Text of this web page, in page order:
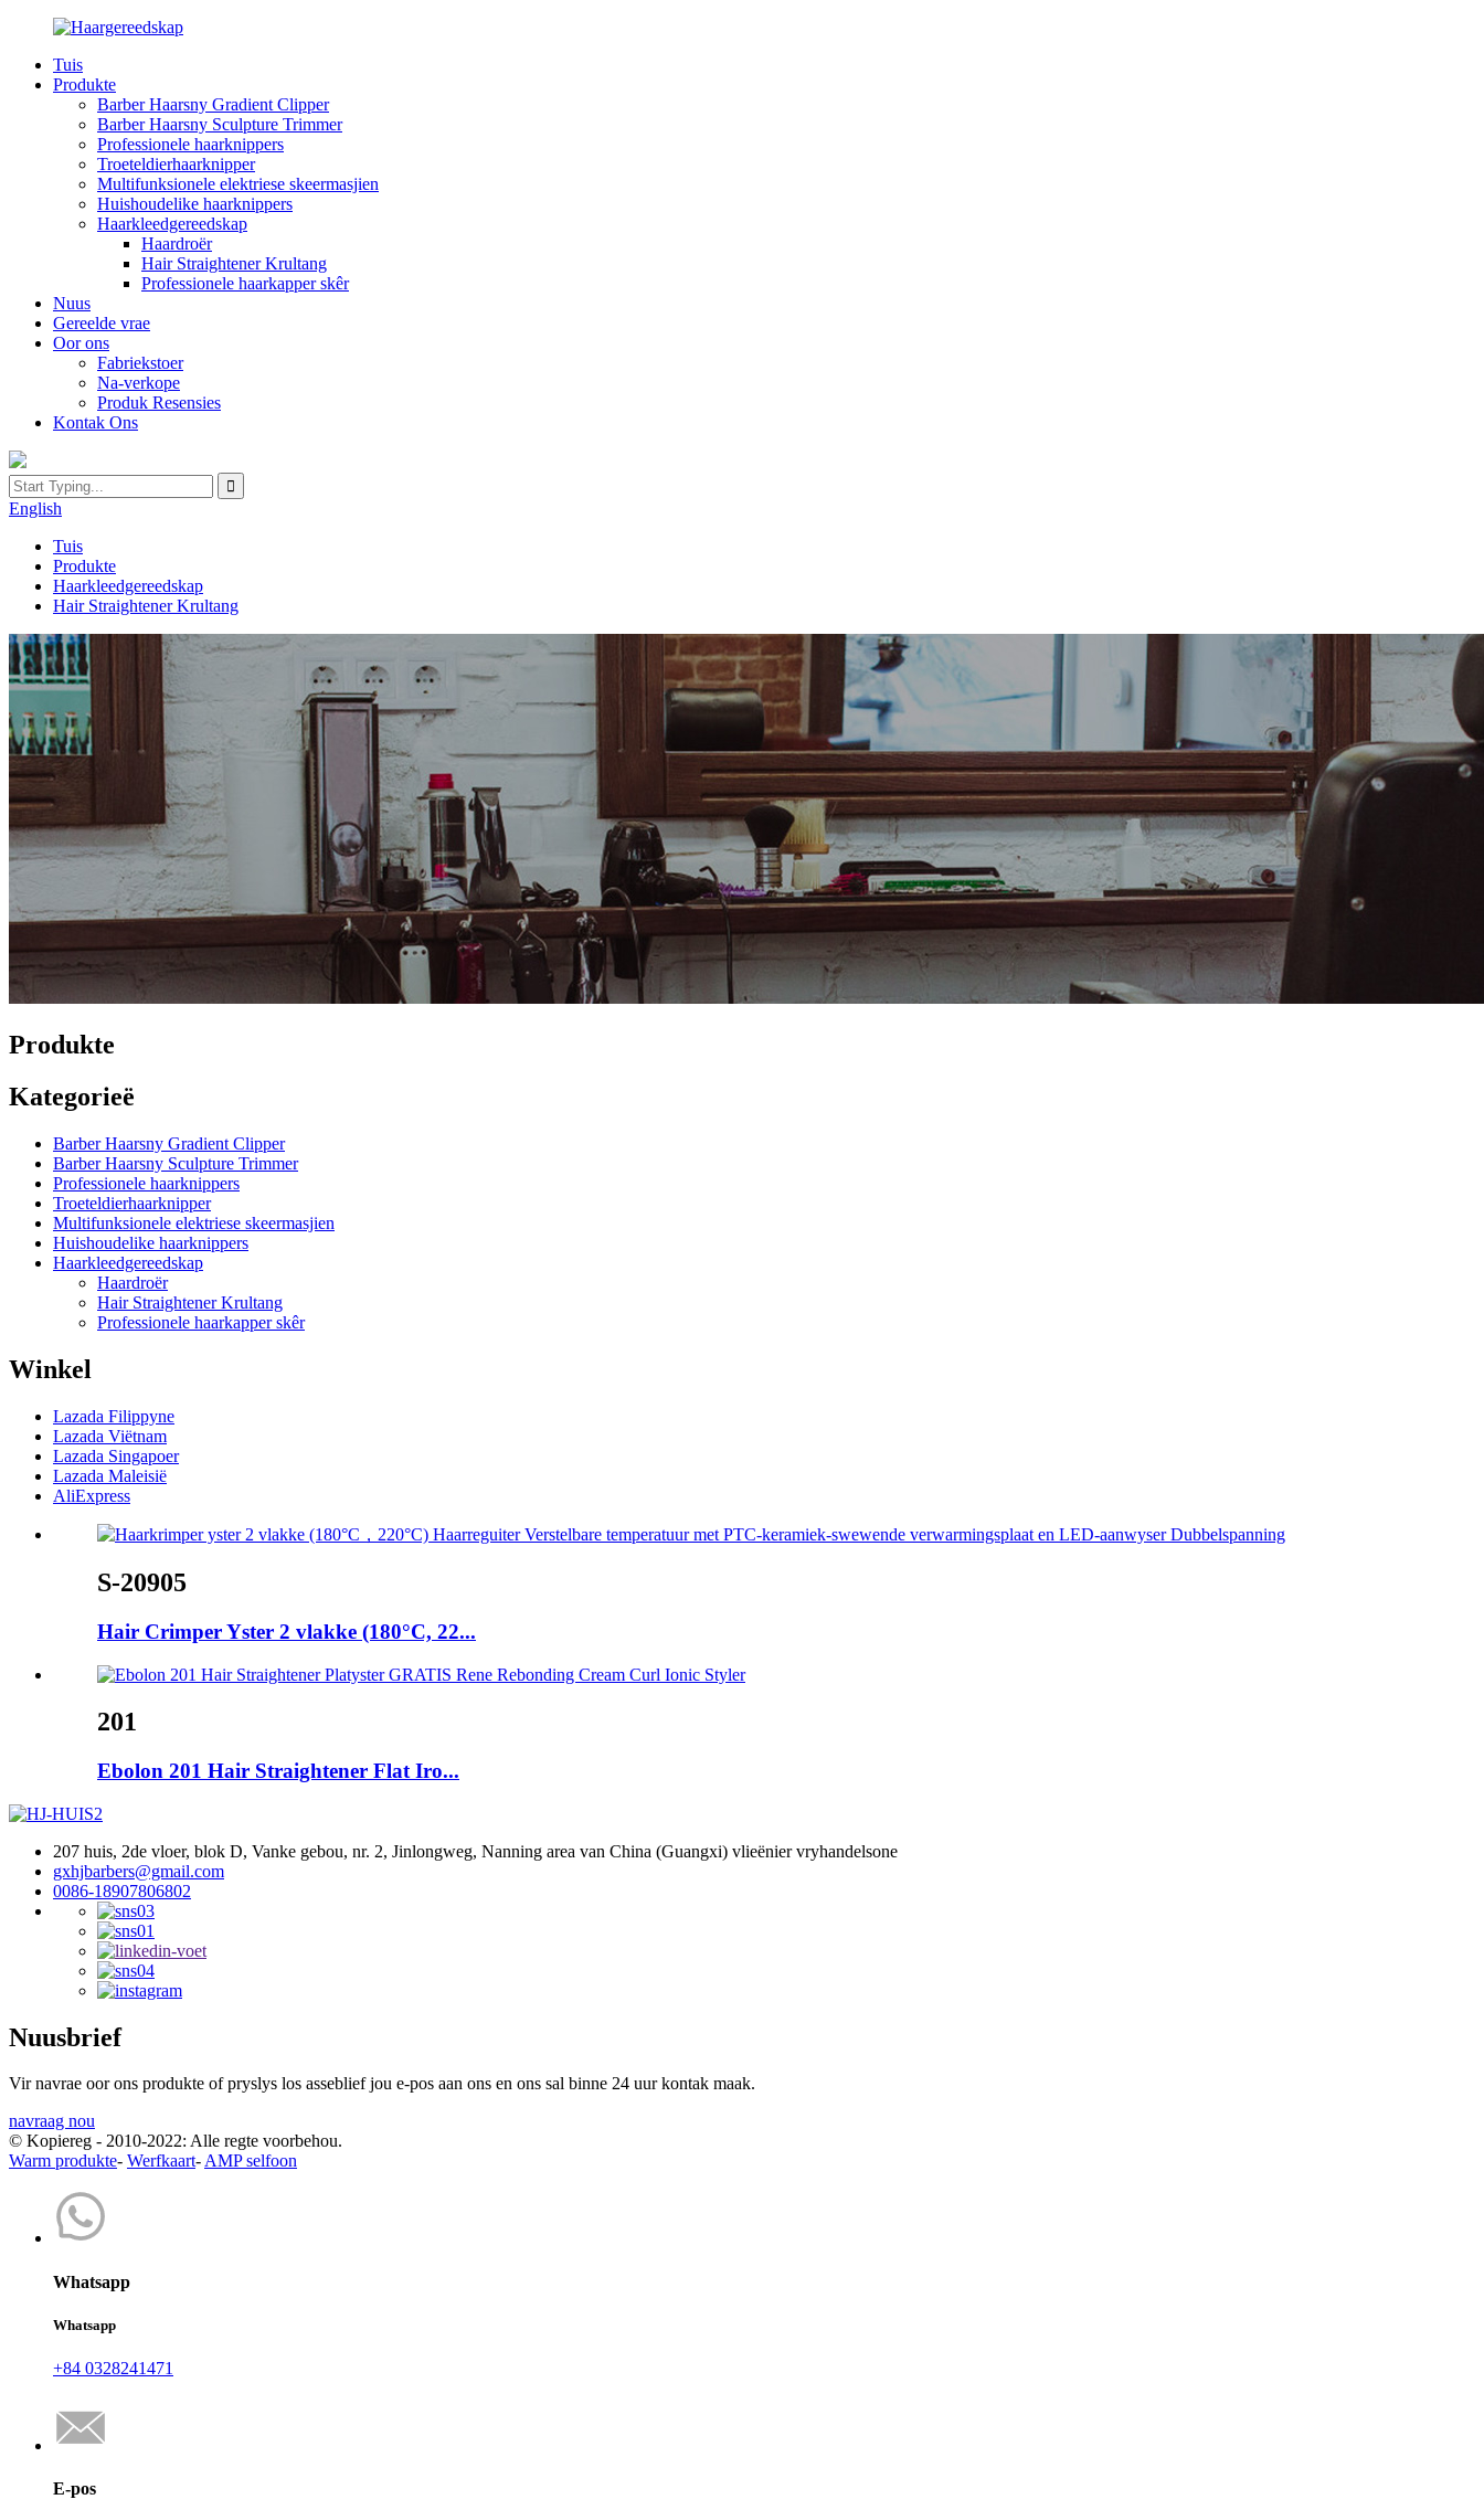
Tuis
Produkte
Barber Haarsny Gradient Clipper
Barber Haarsny Sculpture Trimmer
Professionele haarknippers
Troeteldierhaarknipper
Multifunksionele elektriese skeermasjien
Huishoudelike haarknippers
Haarkleedgereedskap
Haardroër
Hair Straightener Krultang
Professionele haarkapper skêr
Nuus
Gereelde vrae
Oor ons
Fabriekstoer
Na-verkope
Produk Resensies
Kontak Ons
English
Tuis
Produkte
Haarkleedgereedskap
Hair Straightener Krultang
Produkte
Kategorieë
Barber Haarsny Gradient Clipper
Barber Haarsny Sculpture Trimmer
Professionele haarknippers
Troeteldierhaarknipper
Multifunksionele elektriese skeermasjien
Huishoudelike haarknippers
Haarkleedgereedskap
Haardroër
Hair Straightener Krultang
Professionele haarkapper skêr
Winkel
Lazada Filippyne
Lazada Viëtnam
Lazada Singapoer
Lazada Maleisië
AliExpress
S-20905
Hair Crimper Yster 2 vlakke (180°C, 22...
201
Ebolon 201 Hair Straightener Flat Iro...
207 huis, 2de vloer, blok D, Vanke gebou, nr. 2, Jinlongweg, Nanning area van China (Guangxi) vlieënier vryhandelsone
gxhjbarbers@gmail.com
0086-18907806802
Nuusbrief
Vir navrae oor ons produkte of pryslys los asseblief jou e-pos aan ons en ons sal binne 24 uur kontak maak.
navraag nou
© Kopiereg - 2010-2022: Alle regte voorbehou.
Warm produkte- Werfkaart-AMP selfoon
Whatsapp
Whatsapp
+84 0328241471
E-pos